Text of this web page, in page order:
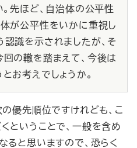
。先ほど、自治体の公平性
が公平性をいかに重視し
識を示されましたが、そ
の轍を踏まえて、今後は
お考えでしょうか。
優先順位ですけれども、こ
ということで、一般を含め
ると思いますので、恐らく